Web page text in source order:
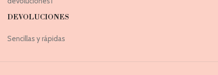
DEVOLUCIONES
Sencillas y rápidas